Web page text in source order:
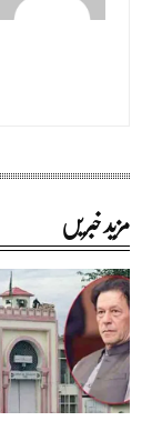
مزید خبریں